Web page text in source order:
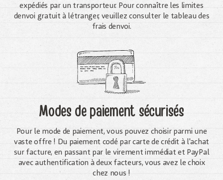
expédiés par un transporteur. Pour connaître les limites
denvoi gratuit à létranger, veuillez consulter le tableau des
frais denvoi.
Modes de paiement sécurisés
Pour le mode de paiement, vous pouvez choisir parmi une
vaste offre ! Du paiement codé par carte de crédit à l'achat
sur facture, en passant par le virement immédiat et PayPal
avec authentification à deux facteurs, vous avez le choix
chez nous !